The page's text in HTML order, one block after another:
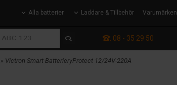
Alla batterier Laddare & Tillbehör Varumärken
: 08 - 35 29 50
» Victron Smart BatterieryProtect 12/24V-220A